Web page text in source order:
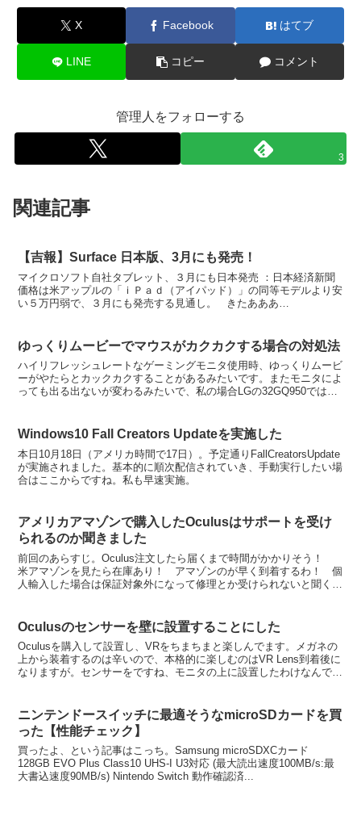
X Facebook はてブ
LINE コピー コメント
管理人をフォローする
3
関連記事
【吉報】Surface 日本版、3月にも発売！
マイクロソフト自社タブレット、３月にも日本発売 ：日本経済新聞
価格は米アップルの「ｉＰａｄ（アイパッド）」の同等モデルより安
い５万円弱で、３月にも発売する見通し。 きたあああ
ゆっくりムービーでマウスがカクカクする場合の対処法
ハイリフレッシュレートなゲーミングモニタ使用時、ゆっくりムービ
ーがやたらとカックカクすることがあるみたいです。またモニタによ
っても出る出ないが変わるみたいで、私の場合LGの32GQ950では発
Windows10 Fall Creators Updateを実施した
本日10月18日（アメリカ時間で17日）。予定通りFallCreatorsUpdate
が実施されました。基本的に順次配信されていき、手動実行したい場
合はここからですね。私も早速実施。
アメリカアマゾンで購入したOculusはサポートを受け
られるのか聞きました
前回のあらすじ。Oculus注文したら届くまで時間がかかりそう！
米アマゾンを見たら在庫あり！ アマゾンのが早く到着するわ！ 個
人輸入した場合は保証対象外になって修理とか受けられないと聞くけ
Oculusのセンサーを壁に設置することにした
Oculusを購入して設置し、VRをちまちまと楽しんでます。メガネの
上から装着するのは辛いので、本格的に楽しむのはVR Lens到着後に
なりますが。センサーをですね、モニタの上に設置したわけなんです
ニンテンドースイッチに最適そうなmicroSDカードを買
った【性能チェック】
買ったよ、という記事はこっち。Samsung microSDXCカード
128GB EVO Plus Class10 UHS-I U3対応 (最大読出速度100MB/s:最
大書込速度90MB/s) Nintendo Switch 動作確認済...